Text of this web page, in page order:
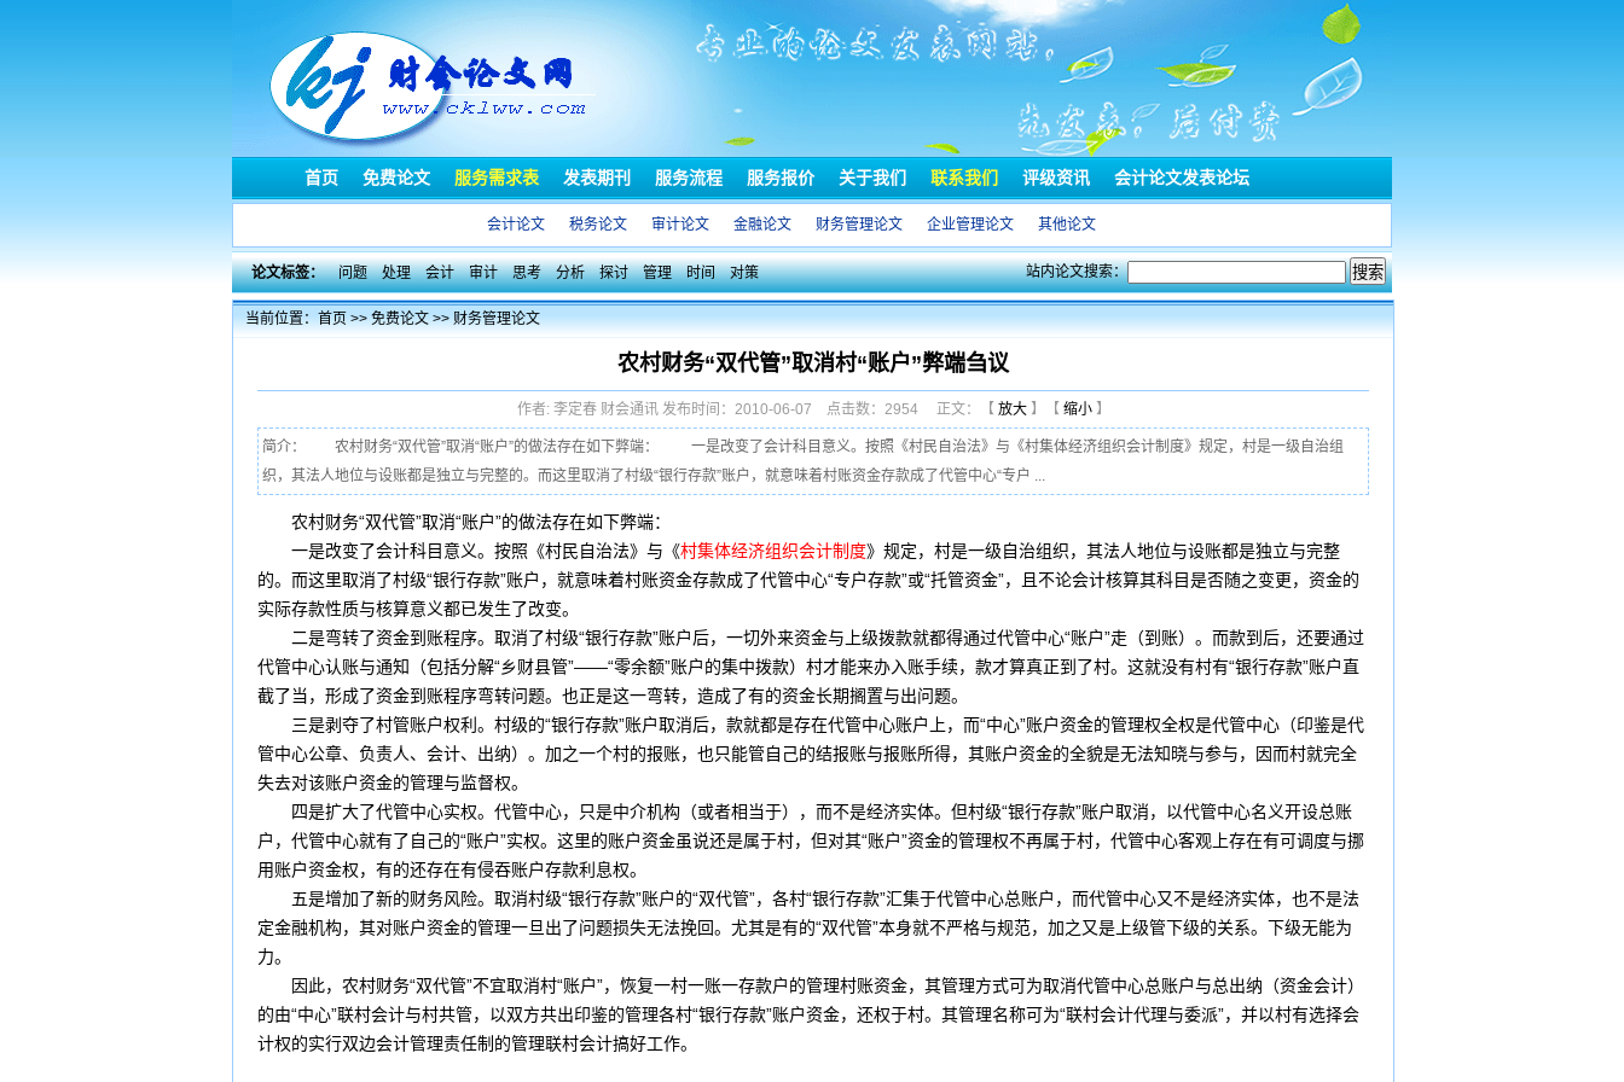
首页 免费论文 服务需求表 发表期刊 服务流程 服务报价 关于我们 联系我们 评级资讯 会计论文发表论坛
会计论文 税务论文 审计论文 金融论文 财务管理论文 企业管理论文 其他论文
论文标签： 问题 处理 会计 审计 思考 分析 探讨 管理 时间 对策 站内论文搜索：
当前位置：首页>>免费论文>>财务管理论文
农村财务“双代管”取消村“账户”弊端刍议
作者: 李定春 财会通讯 发布时间：2010-06-07 点击数：2954 正文：【 放大】【 缩小】
简介： 农村财务“双代管”取消“账户”的做法存在如下弊端： 一是改变了会计科目意义。按照《村民自治法》与《村集体经济组织会计制度》规定，村是一级自治组
织，其法人地位与设账都是独立与完整的。而这里取消了村级“银行存款”账户，就意味着村账资金存款成了代管中心“专户 ...
农村财务“双代管”取消“账户”的做法存在如下弊端：
一是改变了会计科目 意义。按照《村民自治法》与《村集体经济组织会计制度》规定，村是一级自治组织，其法人地位与设账都是独立与完整
的。而这里取消了村级“银行存款”账户，就意味着村账资金存款成了代管中心“专户存款”或“托管资金”，且不论会计核算其科目是否随之变更，资金的
实际存款性质与核算意义都已发生了改变。
二是弯转了资金到账程序。取消了村级“银行存款”账户后，一切外来资金与上级拨款就都得通过代管中心“账户”走（到账）。而款到后，还要通过
代管中心认账与通知（包括分解“乡财县管”——“零余额”账户的集中拨款）村才能来办入账手续，款才算真正到了村。这就没有村有“银行存款”账户直
截了当，形成了资金到账程序弯转问题。也正是这一弯转，造成了有的资金长期搁置与出问题。
三是剥夺了村管账户权利。村级的“银行存款”账户取消后，款就都是存在代管中心账户上，而“中心”账户资金的管理权全权是代管中心（印鉴是代
管中心公章、负责人、会计、 出纳）。加之一个村的报账，也只能管自己的结报账与报账所得，其账户资金的全貌是无法知晓与参与，因而村就完全
失去对该账户资金的管理与监督权。
四是扩大了代管中心实权。代管中心，只是中介机构（或者相当于），而不是经济实体。但村级“银行存款”账户取消，以代管中心名义开设总账
户，代管中心就有了自己的“账户”实权。这里的账户资金虽说还是属于村，但对其“账户”资金的管理权不再属于村，代管中心客观上存在有可调度与挪
用账户资金权，有的还存在有侵吞账户存款利息权。
五是增加了新的财务风险。取消村级“银行存款”账户的“双代管”，各村“银行存款”汇集于代管中心总账户，而代管中心又不是经济实体，也不是法
定金融机构，其对账户资金的管理一旦出了问题损失无法挽回。尤其是有的“双代管”本身就不严格与规范，加之又是上级管下级的关系。下级无能为
力。
因此，农村财务“双代管”不宜取消村“账户”，恢复一村一账一存款户的管理村账资金，其管理方式可为取消代管中心总账户与总出纳（资金会计）
的由“中心”联村会计与村共管，以双方共出印鉴的管理各村“银行存款”账户资金，还权于村。其管理名称可为“联村会计代理与委派”，并以村有选择会
计权的实行双边会计管理责任制的管理联村会计搞好工作。